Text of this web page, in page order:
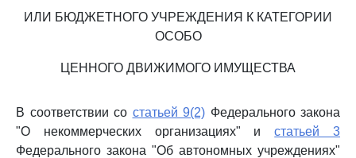
ИЛИ БЮДЖЕТНОГО УЧРЕЖДЕНИЯ К КАТЕГОРИИ
ОСОБО
ЦЕННОГО ДВИЖИМОГО ИМУЩЕСТВА
В соответствии со статьей 9(2) Федерального закона
"О некоммерческих организациях" истатьей 3
Федерального закона "Об автономных учреждениях"